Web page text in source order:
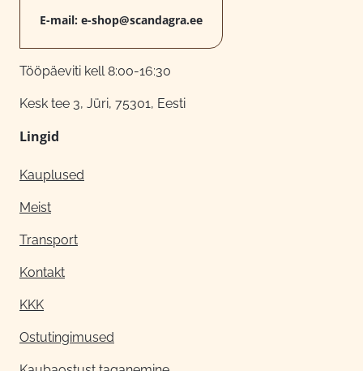
E-mail: e-shop@scandagra.ee
Tööpäeviti kell 8:00-16:30
Kesk tee 3, Jüri, 75301, Eesti
Lingid
Kauplused
Meist
Transport
Kontakt
KKK
Ostutingimused